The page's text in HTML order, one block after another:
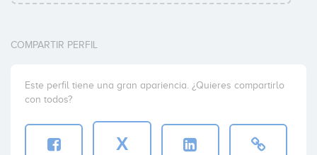
COMPARTIR PERFIL
Este perfil tiene una gran apariencia. ¿Quieres compartirlo
con todos?
X